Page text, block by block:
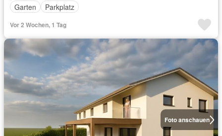
Garten
Parkplatz
Vor 2 Wochen, 1 Tag
Foto anschauen